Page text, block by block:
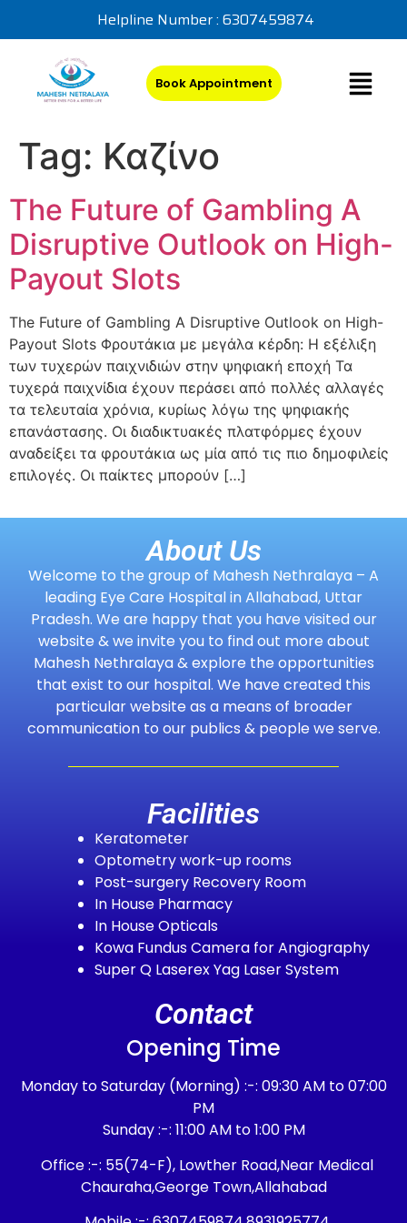
Helpline Number : 6307459874
Book Appointment
Tag: Καζίνο
The Future of Gambling A
Disruptive Outlook on High-
Payout Slots
The Future of Gambling A Disruptive Outlook on High-
Payout Slots Φρουτάκια με μεγάλα κέρδη: Η εξέλιξη
των τυχερών παιχνιδιών στην ψηφιακή εποχή Τα
τυχερά παιχνίδια έχουν περάσει από πολλές αλλαγές
τα τελευταία χρόνια, κυρίως λόγω της ψηφιακής
επανάστασης. Οι διαδικτυακές πλατφόρμες έχουν
αναδείξει τα φρουτάκια ως μία από τις πιο δημοφιλείς
επιλογές. Οι παίκτες μπορούν […]
About Us
Welcome to the group of Mahesh Nethralaya – A
leading Eye Care Hospital in Allahabad, Uttar
Pradesh. We are happy that you have visited our
website & we invite you to find out more about
Mahesh Nethralaya & explore the opportunities
that exist to our hospital. We have created this
particular website as a means of broader
communication to our publics & people we serve.
Facilities
Keratometer
Optometry work-up rooms
Post-surgery Recovery Room
In House Pharmacy
In House Opticals
Kowa Fundus Camera for Angiography
Super Q Laserex Yag Laser System
Contact
Opening Time
Monday to Saturday (Morning) :-: 09:30 AM to 07:00
PM
Sunday :-: 11:00 AM to 1:00 PM
Office :-: 55(74-F), Lowther Road,Near Medical
Chauraha,George Town,Allahabad